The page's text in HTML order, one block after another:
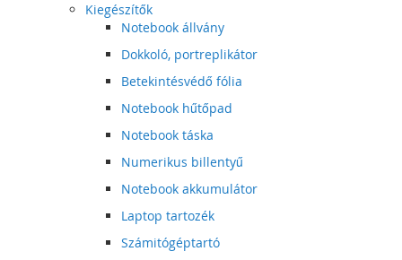
Kiegészítők
Notebook állvány
Dokkoló, portreplikátor
Betekintésvédő fólia
Notebook hűtőpad
Notebook táska
Numerikus billentyű
Notebook akkumulátor
Laptop tartozék
Számitógéptartó